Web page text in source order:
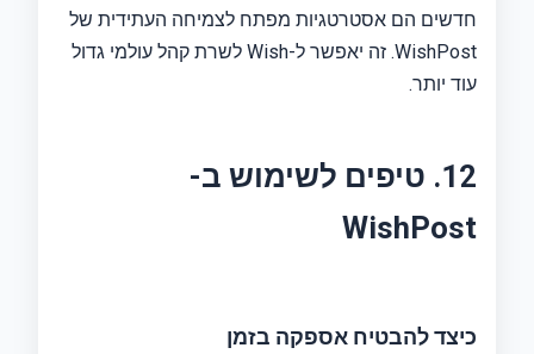
חדשים הם אסטרטגיות מפתח לצמיחה העתידית של
WishPost. זה יאפשר ל-Wish לשרת קהל עולמי גדול
עוד יותר.
12. טיפים לשימוש ב-
WishPost
כיצד להבטיח אספקה ​​בזמן